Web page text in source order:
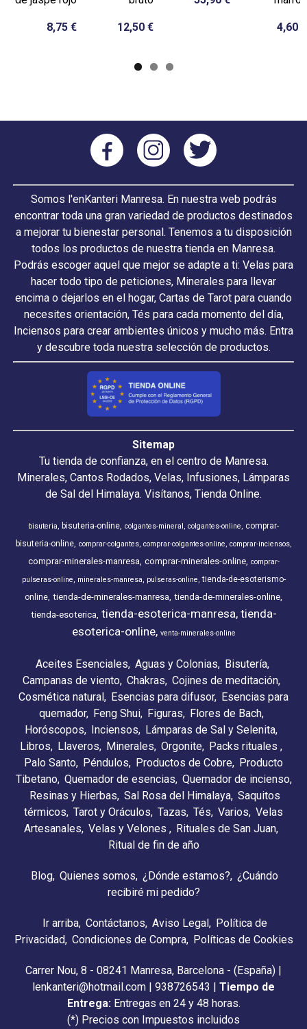
8,75 € 12,50 € 4,60 €
Somos l'enKanteri Manresa. En nuestra web podrás
encontrar toda una gran variedad de productos destinados
a mejorar tu bienestar personal. Tenemos a tu disposición
todos los productos de nuestra tienda en Manresa.
Podrás escoger aquel que mejor se adapte a ti: Velas para
hacer todo tipo de peticiones, Minerales para llevar
encima o dejarlos en el hogar, Cartas de Tarot para cuando
necesites orientación, Tés para cada momento del día,
Inciensos para crear ambientes únicos y mucho más. Entra
y descubre toda nuestra selección de productos.
Sitemap
Tu tienda de confianza, en el centro de Manresa.
Minerales, Cantos Rodados, Velas, Infusiones, Lámparas
de Sal del Himalaya. Visítanos, Tienda Online.
bisuteria bisuteria-online colgantes-mineral colgantes-online
comprar-
bisuteria-online comprar-colgantes comprar-colgantes-online comprar-inciensos
comprar-minerales-manresa comprar-minerales-online comprar-
pulseras-online
minerales-manresa pulseras-online tienda-de-esoterismo-
online tienda-de-minerales-manresa tienda-de-minerales-online
tienda-esoterica tienda-esoterica-manresa tienda-
esoterica-online venta-minerales-online
Aceites Esenciales Aguas y Colonias
Bisutería
Campanas de viento Chakras Cojines de meditación
Cosmética natural Esencias para difusor Esencias para
quemador
Feng Shui Figuras
Flores de Bach
Horóscopos
Inciensos
Lámparas de Sal y Selenita
Libros
Llaveros Minerales Orgonite Packs rituales
Palo Santo Péndulos Productos de Cobre Producto
Tibetano Quemador de esencias Quemador de incienso
Resinas y Hierbas Sal Rosa del Himalaya Saquitos
térmicos Tarot y Oráculos Tazas Tés Varios Velas
Artesanales Velas y Velones
Rituales de San Juan
Ritual de fin de año
Blog Quienes somos ¿Dónde estamos?
¿Cuándo
recibiré mi pedido?
Ir arriba Contáctanos Aviso Legal
Política de
Privacidad Condiciones de Compra Políticas de Cookies
Carrer Nou, 8 - 08241 Manresa, Barcelona - (España) |
lenkanteri@hotmail.com | 938726543 | Tiempo de
Entrega: Entregas en 24 y 48 horas.
(*) Precios con Impuestos incluidos